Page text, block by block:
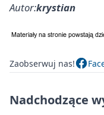
Autor:krystian
Zaobserwuj nas!
Nadchodzące